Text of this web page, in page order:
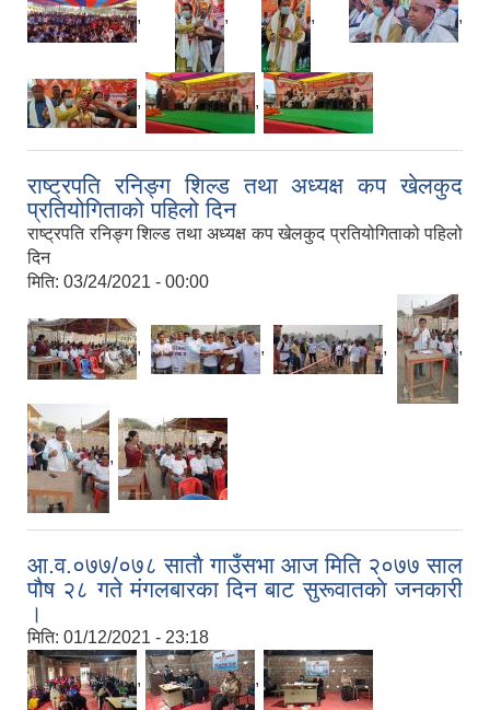
, , , ,
, ,
राष्ट्रपति रनिङ्ग शिल्ड तथा अध्यक्ष कप खेलकुद
प्रतियोगिताको पहिलो दिन
राष्ट्रपति रनिङ्ग शिल्ड तथा अध्यक्ष कप खेलकुद प्रतियोगिताको पहिलो
दिन
मिति: 03/24/2021 - 00:00
, , , ,
,
आ.व.०७७/०७८ साताै गाउँसभा आज मिति २०७७ साल
पौष २८ गते मंगलबारका दिन बाट सुरूवातकाे जनकारी
।
मिति: 01/12/2021 - 23:18
, ,